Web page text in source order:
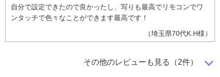
自分で設定できたので良かったし、写りも最高でリモコンでワ
ンタッチで色々なことができます最高です！
（埼玉県70代K.H様）
画面の大きさや便利な機能も充実
その他のレビューも見る（2件）